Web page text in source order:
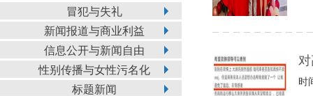
冒犯与失礼
新闻报道与商业利益
信息公开与新闻自由
性别传播与女性污名化
标题新闻
时